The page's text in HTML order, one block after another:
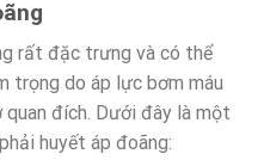
rất đặc trưng và có thể
trọng do áp lực bơm máu
đích. Dưới đây là một
huyết áp đoãng: